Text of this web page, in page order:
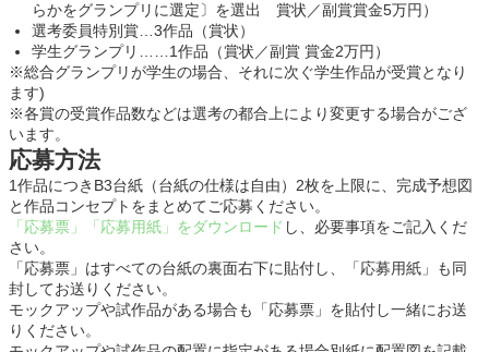
らかをグランプリに選定〕を選出 賞状／副賞賞金5万円）
選考委員特別賞…3作品（賞状）
学生グランプリ……1作品（賞状／副賞 賞金2万円）
※総合グランプリが学生の場合、それに次ぐ学生作品が受賞となり
ます)
※各賞の受賞作品数などは選考の都合上により変更する場合がござ
います。
応募方法
1作品につきB3台紙（台紙の仕様は自由）2枚を上限に、完成予想図
と作品コンセプトをまとめてご応募ください。
「応募票」「応募用紙」をダウンロード し、必要事項をご記入くだ
さい。
「応募票」はすべての台紙の裏面右下に貼付し、「応募用紙」も同
封してお送りください。
モックアップや試作品がある場合も「応募票」を貼付し一緒にお送
りください。